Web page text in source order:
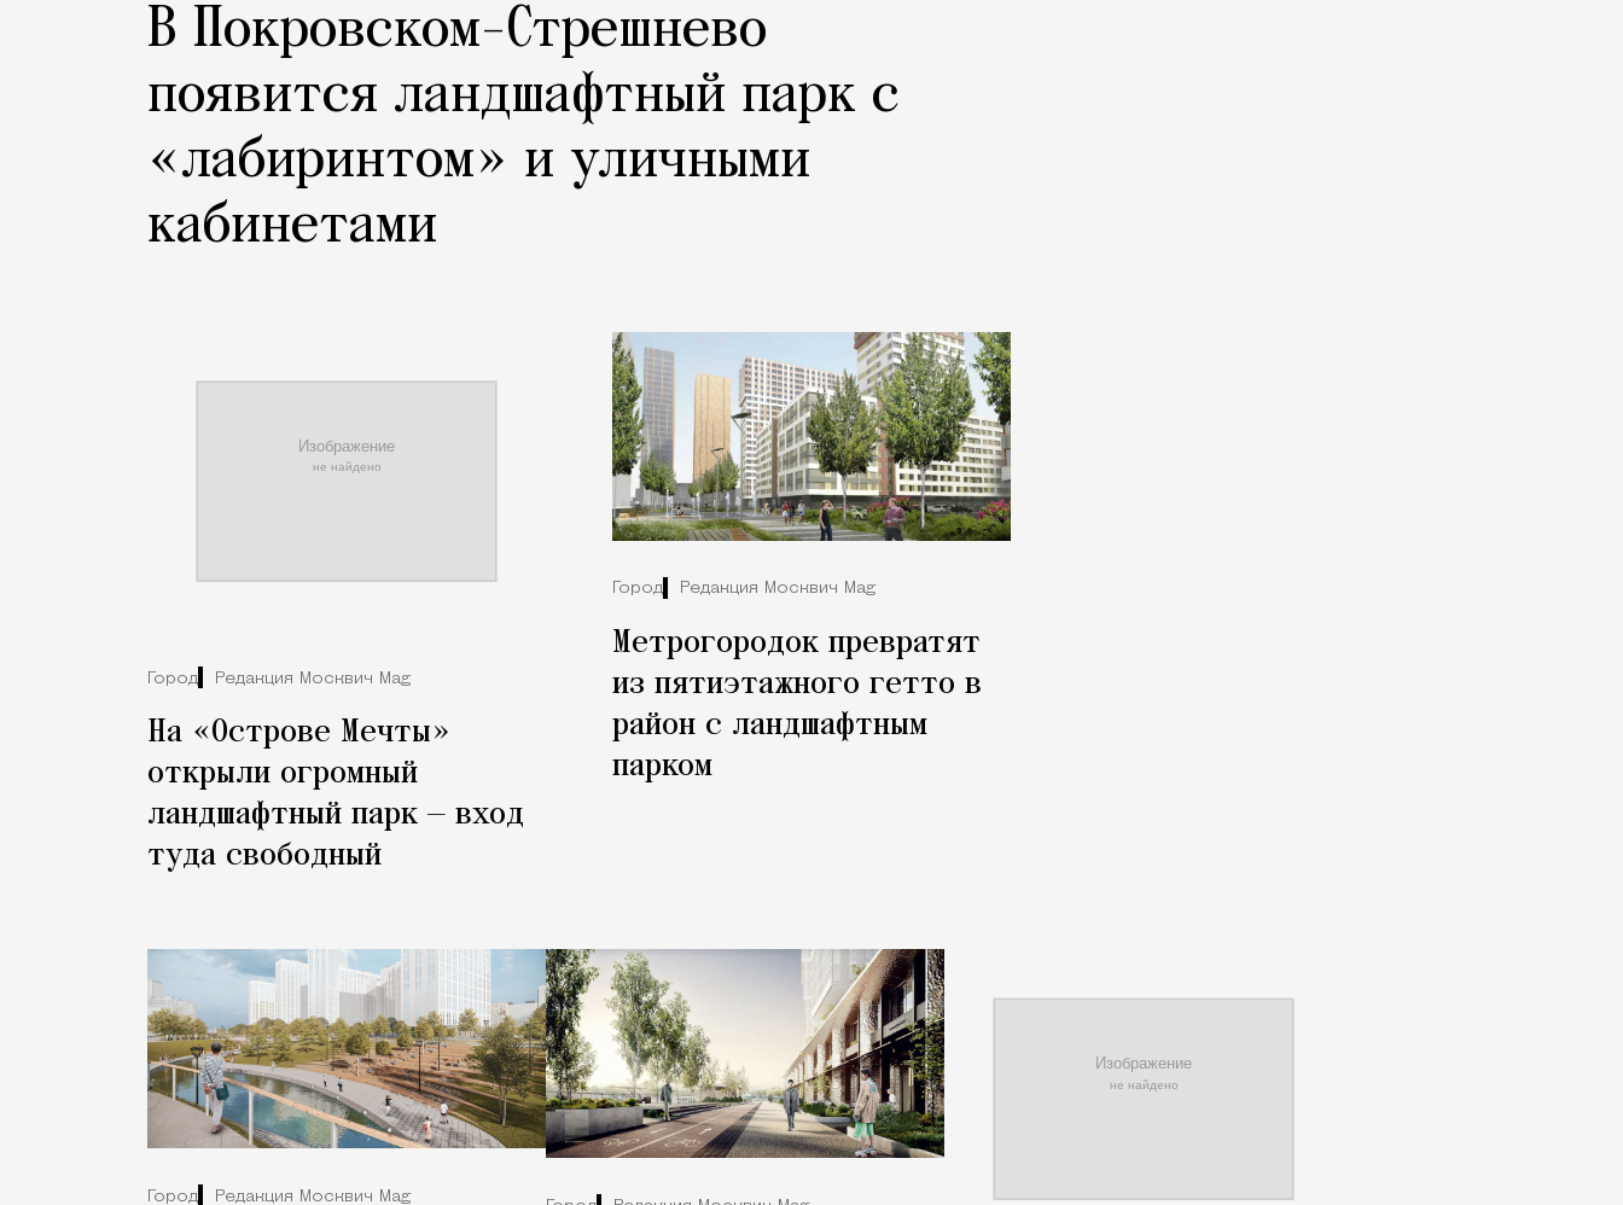
В Покровском-Стрешнево
появится ландшафтный парк с
«лабиринтом» и уличными
кабинетами
Город Редакция Москвич Mag
На «Острове Мечты»
открыли огромный
ландшафтный парк — вход
туда свободный
Город Редакция Москвич Mag
Метрогородок превратят
из пятиэтажного гетто в
район с ландшафтным
парком
Город Редакция Москвич Mag